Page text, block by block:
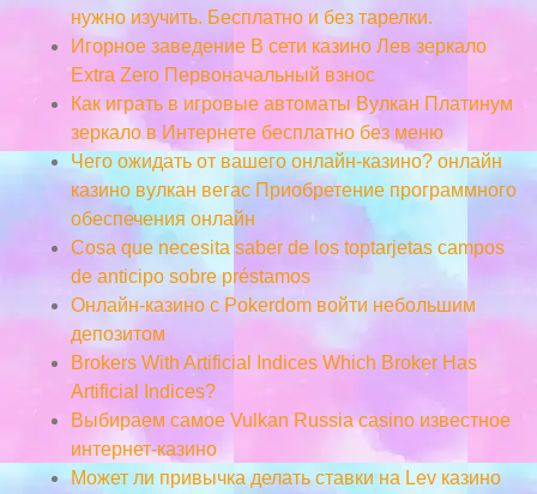
нужно изучить. Бесплатно и без тарелки.
Игорное заведение В сети казино Лев зеркало
Extra Zero Первоначальный взнос
Как играть в игровые автоматы Вулкан Платинум
зеркало в Интернете бесплатно без меню
Чего ожидать от вашего онлайн-казино? онлайн
казино вулкан вегас Приобретение программного
обеспечения онлайн
Cosa que necesita saber de los toptarjetas campos
de anticipo sobre préstamos
Онлайн-казино с Pokerdom войти небольшим
депозитом
Brokers With Artificial Indices Which Broker Has
Artificial Indices?
Выбираем самое Vulkan Russia casino известное
интернет-казино
Может ли привычка делать ставки на Lev казино